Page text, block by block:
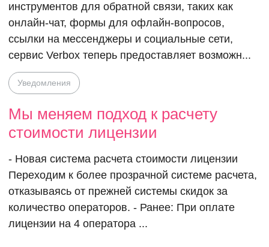
инструментов для обратной связи, таких как
онлайн-чат, формы для офлайн-вопросов,
ссылки на мессенджеры и социальные сети,
сервис Verbox теперь предоставляет возможн...
Уведомления
Мы меняем подход к расчету
стоимости лицензии
- Новая система расчета стоимости лицензии
Переходим к более прозрачной системе расчета,
отказываясь от прежней системы скидок за
количество операторов. - Ранее: При оплате
лицензии на 4 оператора ...